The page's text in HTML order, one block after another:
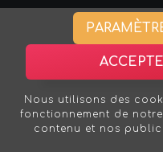
Nous utilisons des
fonctionnement de
contenu et nos